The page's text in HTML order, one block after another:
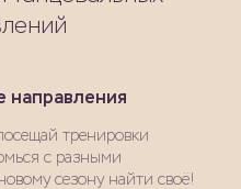
направления
тренировки
с разными
сезону найти своё!